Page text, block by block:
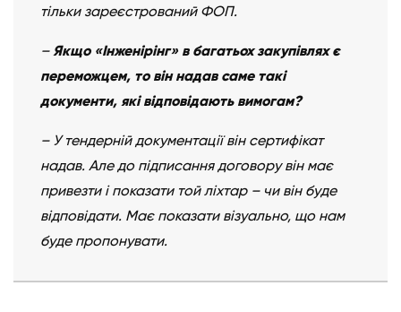
тільки зареєстрований ФОП.
–Якщо «Інженірінг» в багатьох закупівлях є
переможцем, то він надав саме такі
документи, які відповідають вимогам?
– У тендерній документації він сертифікат
надав. Але до підписання договору він має
привезти і показати той ліхтар – чи він буде
відповідати. Має показати візуально, що нам
буде пропонувати.